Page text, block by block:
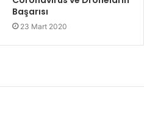
Başarısı
23 Mart 2020